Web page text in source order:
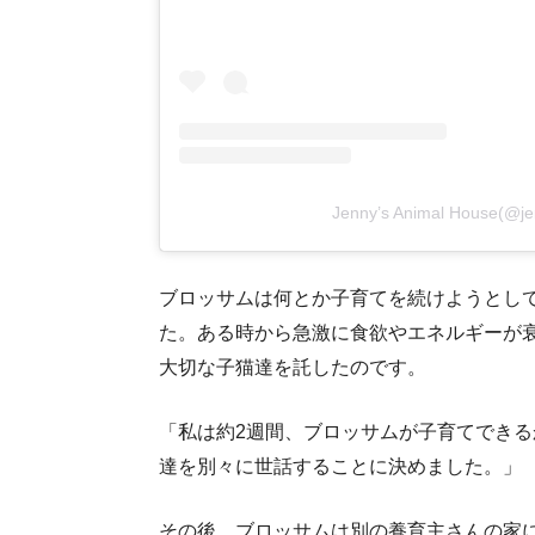
Jenny’s Animal
ブロッサムは何とか子育てを続けようとし
た。ある時から急激に食欲やエネルギーが
大切な子猫達を託したのです。
「私は約2週間、ブロッサムが子育てでき
達を別々に世話することに決めました。」